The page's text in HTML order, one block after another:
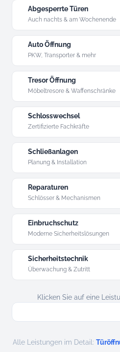
Abgesperrte Türen
Auch nachts & am Wochenende
Auto Öffnung
PKW, Transporter & mehr
Tresor Öffnung
Möbeltresore & Waffenschränke
Schlosswechsel
Zertifizierte Fachkräfte
Schließanlagen
Planung & Installation
Reparaturen
Schlösser & Mechanismen
Einbruchschutz
Moderne Sicherheitslösungen
Sicherheitstechnik
Überwachung & Zutritt
Klicken Sie auf eine
Alle Leistungen im Detail: